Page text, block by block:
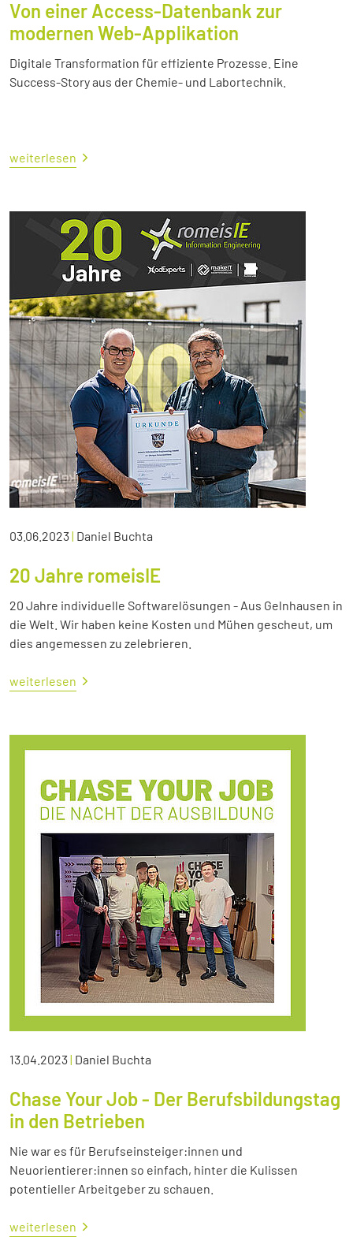
Von einer Access-Datenbank zur
modernen Web-Applikation
Digitale Transformation für effiziente Prozesse. Eine
Success-Story aus der Chemie- und Labortechnik.
weiterlesen
03.06.2023| Daniel Buchta
20 Jahre romeisIE
20 Jahre individuelle Softwarelösungen - Aus Gelnhausen in
die Welt. Wir haben keine Kosten und Mühen gescheut, um
dies angemessen zu zelebrieren.
weiterlesen
13.04.2023| Daniel Buchta
Chase Your Job - Der Berufsbildungstag
in den Betrieben
Nie war es für Berufseinsteiger:innen und
Neuorientierer:innen so einfach, hinter die Kulissen
potentieller Arbeitgeber zu schauen.
weiterlesen